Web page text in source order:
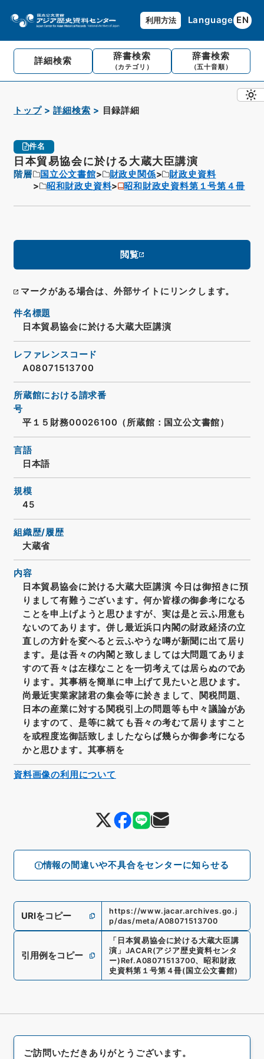
利用方法 Language EN
詳細検索 辞書検索
（カテゴリ）
辞書検索
（五十音順）
トップ 詳細検索 目録詳細
件名
日本貿易協会に於ける大蔵大臣講演
階層 国立公文書館 財政史関係
財政史資料
昭和財政史資料
昭和財政史資料第１号第４冊
閲覧
マークがある場合は、外部サイトにリンクします。
情報の間違いや不具合をセンターに知らせる
件名標題
日本貿易協会に於ける大蔵大臣講演
レファレンスコード
A08071513700
所蔵館における請求番
号
平１５財務00026100（所蔵館：国立公文書館）
言語
日本語
規模
45
組織歴/履歴
大蔵省
内容
日本貿易協会に於ける大蔵大臣講演 今日は御招きに預
りまして有難うございます。何か皆様の御参考になる
ことを申上げようと思ひますが、実は是と云ふ用意も
ないのてあります。併し最近浜口内閣の財政経済の立
直しの方針を変ヘると云ふやうな噂が新聞に出て居り
ます。是は吾々の内閣と致しましては大問題てありま
すのて吾々は左様なことを一切考えては居らぬのであ
ります。其事柄を簡単に申上げて見たいと思ひます。
尚最近実業家諸君の集会等に於きまして、関税問題、
日本の産業に対する関税引上の問題等も中々議論があ
りますのて、是等に就ても吾々の考むて居りますこと
を或程度迄御話致しましたならば幾らか御参考になる
かと思ひます。其事柄を
URIをコピー
https://www.jacar.archives.go.j
p/das/meta/A08071513700
引用例をコピー
「 日本貿易協会に於ける大蔵大臣講
演 」 JACAR(アジア歴史資料センタ
ー) Ref.A08071513700、 昭和財政
史資料第１号第４冊( 国立公文書館)
資料画像の利用について
ご訪問いただきありがとうございます。